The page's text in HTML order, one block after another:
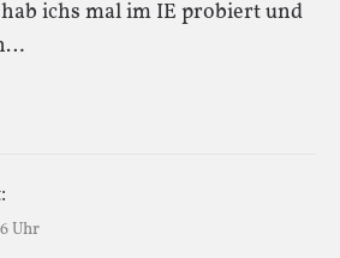
ichs mal im IE probiert und
Uhr